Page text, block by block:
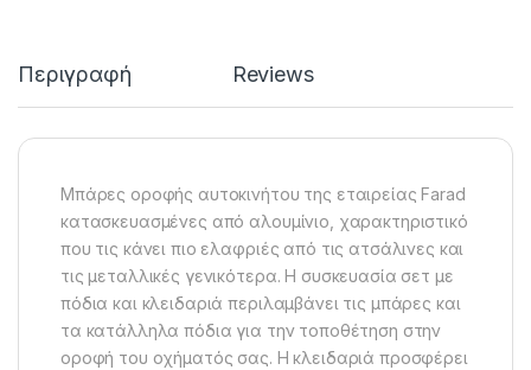
Περιγραφή Reviews
Μπάρες οροφής αυτοκινήτου της εταιρείας Farad
κατασκευασμένες από αλουμίνιο, χαρακτηριστικό
που τις κάνει πιο ελαφριές από τις ατσάλινες και
τις μεταλλικές γενικότερα. Η συσκευασία σετ με
πόδια και κλειδαριά περιλαμβάνει τις μπάρες και
τα κατάλληλα πόδια για την τοποθέτηση στην
οροφή του οχήματός σας. H κλειδαριά προσφέρει